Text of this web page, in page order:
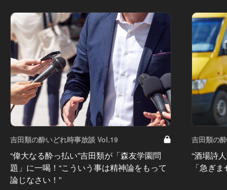
吉田類の酔いどれ時事放談 Vol.19
“偉大なる酔っ払い”吉田類が「森友学園問
題」に一喝！“こういう事は精神論をもって
論じなさい！”
吉田類の
“酒場詩
「急ぎ